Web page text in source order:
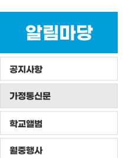
알림마당
공지사항
가정통신문
학교앨범
월중행사